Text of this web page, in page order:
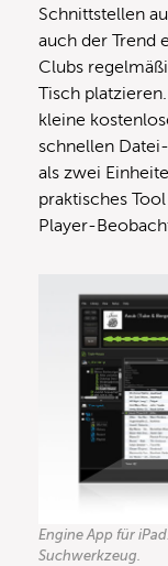
Schnittstellen
auch der Trend
Clubs
Tisch
kleine
schnellen
als zwei
praktisches
Player-
Engine App für
Suchwerkzeug.